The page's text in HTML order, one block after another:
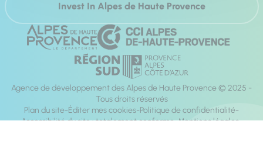
Invest In Alpes de Haute Provence
Agence de développement des Alpes de Haute Provence © 2025 -
Tous droits réservés
Plan du site Éditer mes cookies Politique de confidentialité
Accessibilité du site : totalement conforme Mentions légales